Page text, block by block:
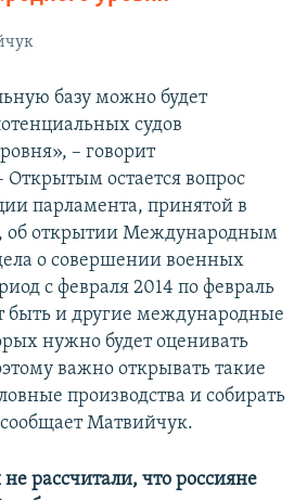
базу можно будет
судов
– говорит
остается вопрос
парламента, принятой в
об открытии Международным
о совершении военных
с февраля 2014 по февраль
быть и другие международные
нужно будет оценивать
важно открывать такие
производства и собирать
Матвийчук.
рассчитали, что россияне